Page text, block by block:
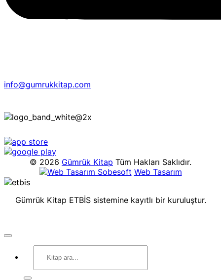
info@gumrukkitap.com
© 2026 Gümrük Kitap Tüm Hakları Saklıdır.
Sobesoft Web Tasarım
Gümrük Kitap ETBİS sistemine kayıtlı bir kuruluştur.